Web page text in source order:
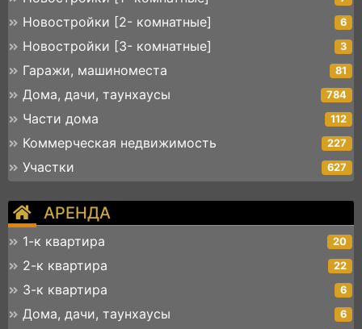
Новостройки [2- комнатные] 6
Новостройки [3- комнатные] 3
Гаражи, машиноместа 81
Дома, дачи, таунхаусы 784
Части дома 112
Коммерческая недвижимость 227
Участки 627
АРЕНДА
1-к квартира 20
2-к квартира 22
3-к квартира 6
Дома, дачи, таунхаусы 6